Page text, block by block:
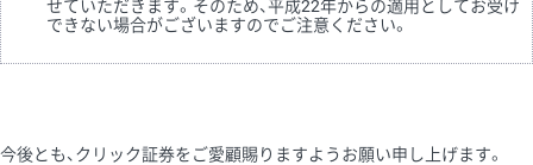
せていただきます。そのため、平成22年からの適用としてお受け
できない場合がございますのでご注意ください。
今後とも、クリック証券をご愛顧賜りますようお願い申し上げます。